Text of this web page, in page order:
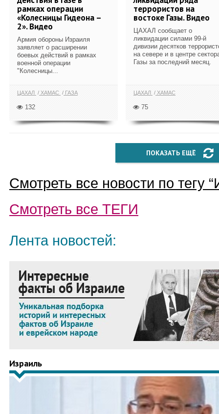
рамках операции
«Колесницы Гидеона –
2». Видео
Армия обороны Израиля
заявляет о расширении
боевых действий в рамках
военной операции
"Колесницы...
ЦАХАЛ ХАМАС ГАЗА
132
террористов на
востоке Газы. Видео
ЦАХАЛ сообщает о
ликвидации силами 99-й
дивизии десятков
на севере и в центре
Газы за последний месяц.
ЦАХАЛ ХАМАС
75
ПОКАЗАТЬ ЕЩЁ
Смотреть все новости по тегу “
Смотреть все ТЕГИ
Лента новостей:
Израиль